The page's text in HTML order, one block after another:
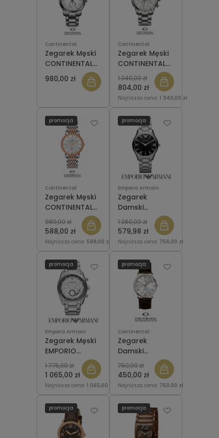
Continental
Zegarek Męski
CONTINENTAL
12205-GT101130
980,00 zł
Continental
Zegarek Męski
CONTINENTAL
12202-GC101130
804,00 zł
1 340,00 zł
Najniższa cena: 1 340,00 zł
Continental
Zegarek Męski
CONTINENTAL
12201-GD815110
588,00 zł
980,00 zł
Najniższa cena: 588,00 zł
promocja
Emporio Armani
Zegarek
Damski
EMPORIO
ARMANI AR2023
579,98 zł
1 260,00 zł
Najniższa cena: 756,00 zł
promocja
Emporio Armani
Zegarek Męski
EMPORIO
ARMANI AR6036
Sportivo
1 065,00 zł
1 775,00 zł
Najniższa cena: 1 065,00 zł
promocja
Continental
Zegarek
Damski
CONTINENTAL
13603-LT856120
450,00 zł
750,00 zł
Najniższa cena: 750,00 zł
promocja
promocja promocja